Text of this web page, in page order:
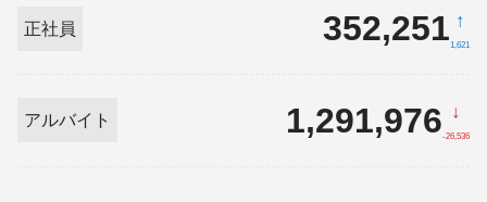
正社員 352,251 ↑
1,621
アルバイト 1,291,976 ↓
-26,536